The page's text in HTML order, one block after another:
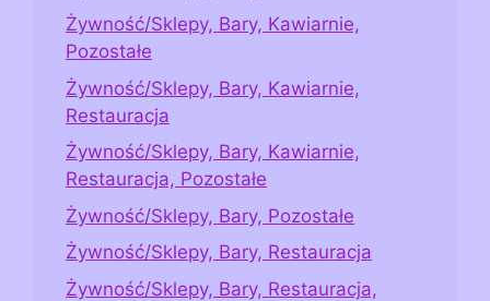
Żywność/Sklepy, Bary, Kawiarnie,
Pozostałe
Żywność/Sklepy, Bary, Kawiarnie,
Restauracja
Żywność/Sklepy, Bary, Kawiarnie,
Restauracja, Pozostałe
Żywność/Sklepy, Bary, Pozostałe
Żywność/Sklepy, Bary, Restauracja
Żywność/Sklepy, Bary, Restauracja,